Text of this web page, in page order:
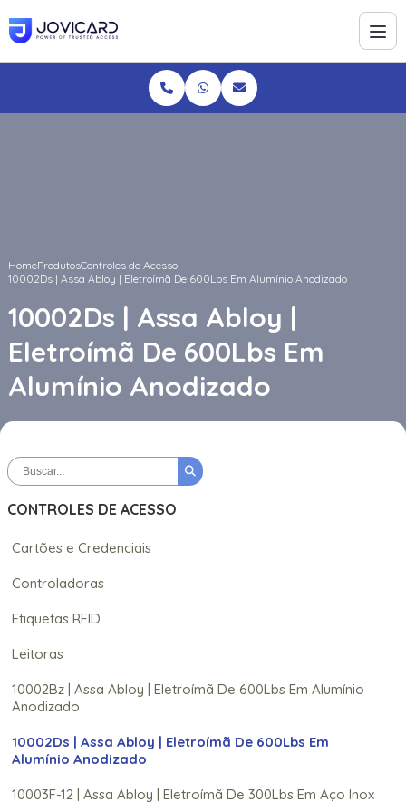
HomeProdutosControles de Acesso
10002Ds | Assa Abloy | Eletroímã De 600Lbs Em Alumínio Anodizado
10002Ds | Assa Abloy |
Eletroímã De 600Lbs Em
Alumínio Anodizado
CONTROLES DE ACESSO
Cartões e Credenciais
Controladoras
Etiquetas RFID
Leitoras
10002Bz | Assa Abloy | Eletroímã De 600Lbs Em Alumínio
Anodizado
10002Ds | Assa Abloy | Eletroímã De 600Lbs Em
Alumínio Anodizado
10003F-12 | Assa Abloy | Eletroímã De 300Lbs Em Aço Inox